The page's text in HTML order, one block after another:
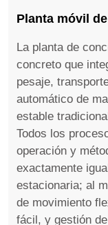
Planta móvil
La planta de
concreto que
pesaje,
automático de
estable
Todos los
operación y
exactamente
estacionaria; al
de movimiento
fácil, y gestión